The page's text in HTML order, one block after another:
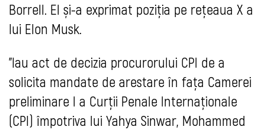
Borrell. El și-a exprimat poziția pe rețeaua X a
lui Elon Musk.
”Iau act de decizia procurorului CPI de a
solicita mandate de arestare în fața Camerei
preliminare I a Curții Penale Internaționale
(CPI) împotriva lui Yahya Sinwar, Mohammed